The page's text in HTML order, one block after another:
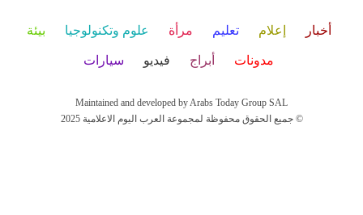
أخبار إعلام تعليم مرأة علوم وتكنولوجيا بيئة
مدونات أبراج فيديو سيارات
Maintained and developed by Arabs Today Group SAL
جميع الحقوق محفوظة لمجموعة العرب اليوم الاعلامية 2025 ©